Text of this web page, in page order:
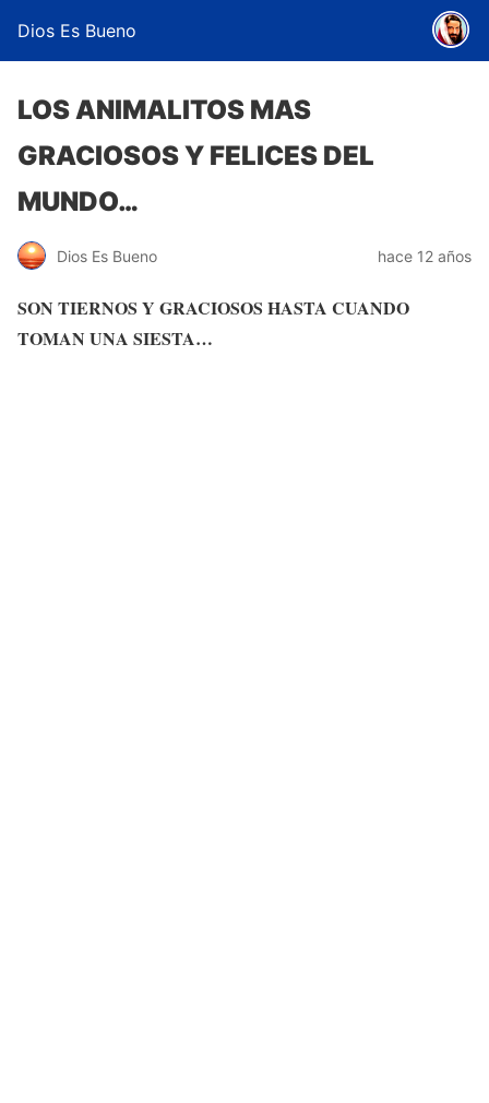
Dios Es Bueno
LOS ANIMALITOS MAS
GRACIOSOS Y FELICES DEL
MUNDO…
Dios Es Bueno hace 12 años
SON TIERNOS Y GRACIOSOS HASTA CUANDO
TOMAN UNA SIESTA…